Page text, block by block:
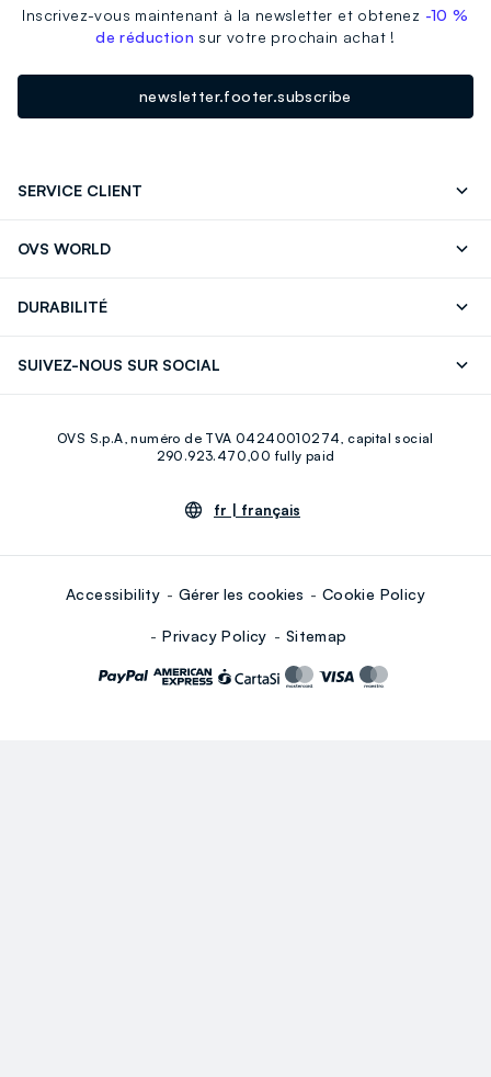
Inscrivez-vous maintenant à la newsletter et obtenez -10 %
de réduction sur votre prochain achat !
newsletter.footer.subscribe
SERVICE CLIENT
OVS WORLD
DURABILITÉ
SUIVEZ-NOUS SUR SOCIAL
Youtube Linkedin
OVS S.p.A, numéro de TVA 04240010274, capital social
290.923.470,00 fully paid
fr | français
Accessibility Gérer les cookies Cookie Policy
Privacy Policy Sitemap